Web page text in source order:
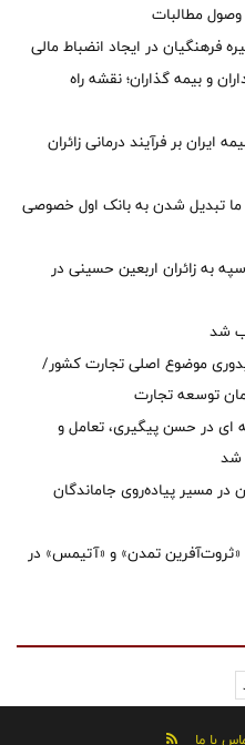
وصول مطالبات
در ایجاد انضباط مالی
و بیمه گذاران؛ نقشه راه
بر فرآیند درمانی زائران
ما تبدیل شدن به بانک اول خصوصی
زائران اربعین حسینی در
شد
موضوع اصلی تجارت کشور/
توسعه تجارت
ای در حسن پیگیری، تعامل و
شد
مسیر پیاده‌روی جاماندگان
تمدن» و «آتیمس» در
با ما